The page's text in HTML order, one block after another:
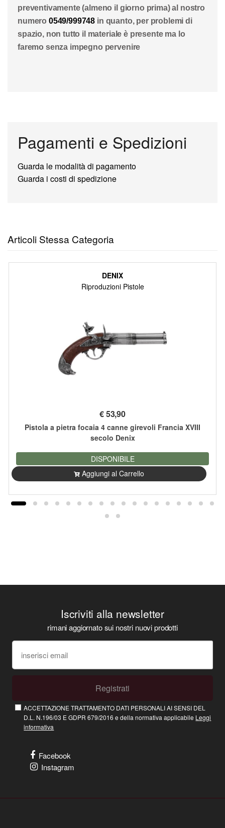
preventivamente (almeno il giorno prima) al nostro
numero 0549/999748 in quanto, per problemi di
spazio, non tutto il materiale è presente ma lo
faremo senza impegno pervenire
Pagamenti e Spedizioni
Guarda le modalità di pagamento
Guarda i costi di spedizione
Articoli Stessa Categoria
DENIX
Riproduzioni Pistole
€53,90
Pistola a pietra focaia 4 canne girevoli Francia XVIII
secolo Denix
DISPONIBILE
Aggiungi al Carrello
Iscriviti alla newsletter
rimani aggiornato sui nostri nuovi prodotti
Registrati
ACCETTAZIONE TRATTAMENTO DATI PERSONALI AI SENSI DEL
D.L. N.196/03 E GDPR 679/2016 e della normativa applicabile Leggi
informativa
Facebook
Instagram